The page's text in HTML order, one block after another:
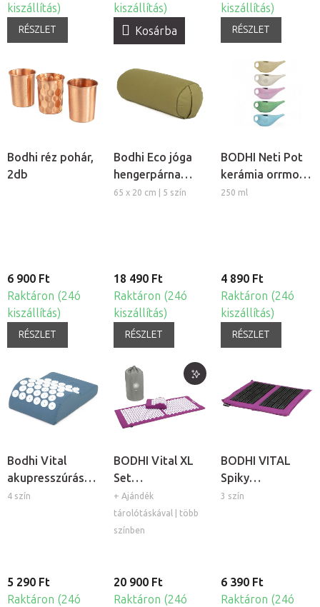
kiszállítás)
RÉSZLET
kiszállítás)
Kosárba
kiszállítás)
RÉSZLET
Bodhi réz pohár,
2db
6 900 Ft
Raktáron (24ó
kiszállítás)
RÉSZLET
Bodhi Eco jóga
hengerpárna
huzattal
65 x 20 cm | 5 szín
18 490 Ft
Raktáron (24ó
kiszállítás)
RÉSZLET
BODHI Neti Pot
kerámia orrmosó
kancsó
250 ml
4 890 Ft
Raktáron (24ó
kiszállítás)
RÉSZLET
Bodhi Vital
akupresszúrás
párna
4 szín
5 290 Ft
Raktáron (24ó
BODHI Vital XL
Set
akupresszúrás
matrac és párna
+ Ajándék
tárolótáskával | több
színben
20 900 Ft
Raktáron (24ó
BODHI VITAL
Spiky
akupresszúrás
3 szín
6 390 Ft
Raktáron (24ó